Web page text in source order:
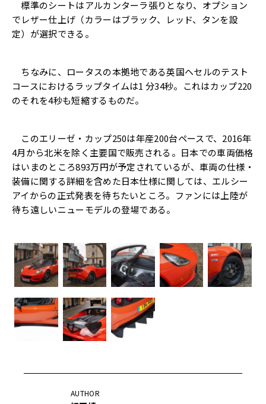
標準のシートはアルカンターラ張りとなり、オプション
でレザー仕上げ（カラーはブラック、レッド、タンを設
定）が選択できる。
ちなみに、ロータスの本拠地である英国ヘセルのテスト
コースにおけるラップタイムは1 分34秒。これはカップ220
のそれを4秒も短縮するものだ。
このエリーゼ・カップ250は年産200台ペースで、2016年
4月から北米を除く主要国で販売される。日本での車両価格
はいまのところ893万円が予定されているが、車両の仕様・
装備に関する詳細を含めた日本仕様に関しては、エルシー
アイからの正式発表を待ちたいところ。ファンには上陸が
待ち遠しいニューモデルの登場である。
AUTHOR